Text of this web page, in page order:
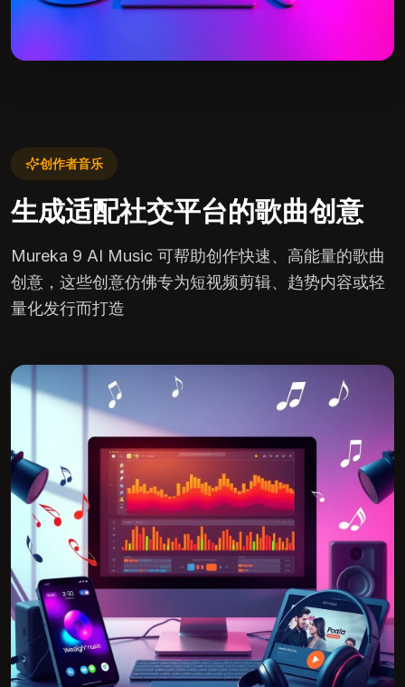
创作者音乐
生成适配社交平台的歌曲创意
Mureka 9 AI Music 可帮助创作快速、高能量的歌曲
创意，这些创意仿佛专为短视频剪辑、趋势内容或轻
量化发行而打造